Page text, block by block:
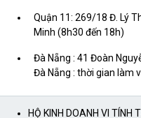
Quận 11: 269/18 Đ. Lý
Minh (8h30 đến 18h)
Đà Nẵng : 41 Đoàn
Đà Nẵng : thời gian làm
HỘ KINH DOANH VI TÍNH